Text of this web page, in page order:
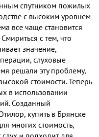
спутником пожилых
с высоким уровнем
все чаще становится
с тем, что
значение,
слуховые
решали эту проблему,
стоимости. Теперь
в использовании
Созданный
купить в Брянске
многих стоимость,